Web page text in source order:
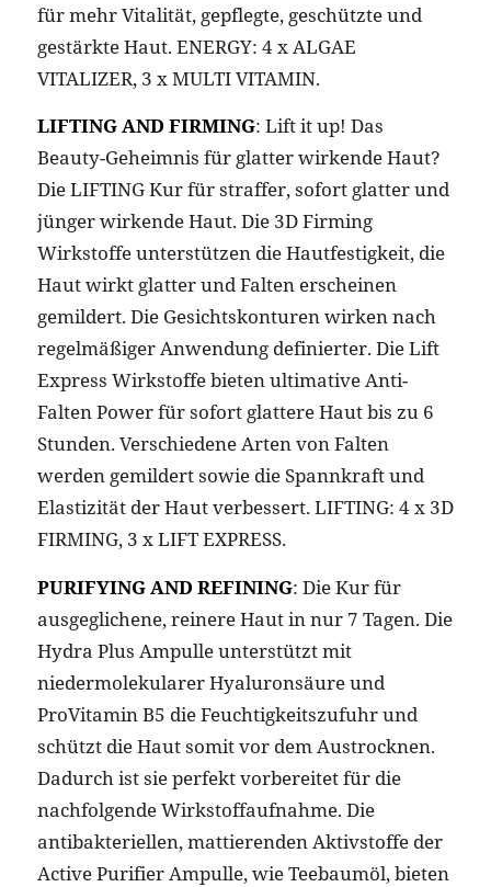
für mehr Vitalität, gepflegte, geschützte und
gestärkte Haut. ENERGY: 4 x ALGAE
VITALIZER, 3 x MULTI VITAMIN.
LIFTING AND FIRMING: Lift it up! Das
Beauty-Geheimnis für glatter wirkende Haut?
Die LIFTING Kur für straffer, sofort glatter und
jünger wirkende Haut. Die 3D Firming
Wirkstoffe unterstützen die Hautfestigkeit, die
Haut wirkt glatter und Falten erscheinen
gemildert. Die Gesichtskonturen wirken nach
regelmäßiger Anwendung definierter. Die Lift
Express Wirkstoffe bieten ultimative Anti-
Falten Power für sofort glattere Haut bis zu 6
Stunden. Verschiedene Arten von Falten
werden gemildert sowie die Spannkraft und
Elastizität der Haut verbessert. LIFTING: 4 x 3D
FIRMING, 3 x LIFT EXPRESS.
PURIFYING AND REFINING: Die Kur für
ausgeglichene, reinere Haut in nur 7 Tagen. Die
Hydra Plus Ampulle unterstützt mit
niedermolekularer Hyaluronsäure und
ProVitamin B5 die Feuchtigkeitszufuhr und
schützt die Haut somit vor dem Austrocknen.
Dadurch ist sie perfekt vorbereitet für die
nachfolgende Wirkstoffaufnahme. Die
antibakteriellen, mattierenden Aktivstoffe der
Active Purifier Ampulle, wie Teebaumöl, bieten